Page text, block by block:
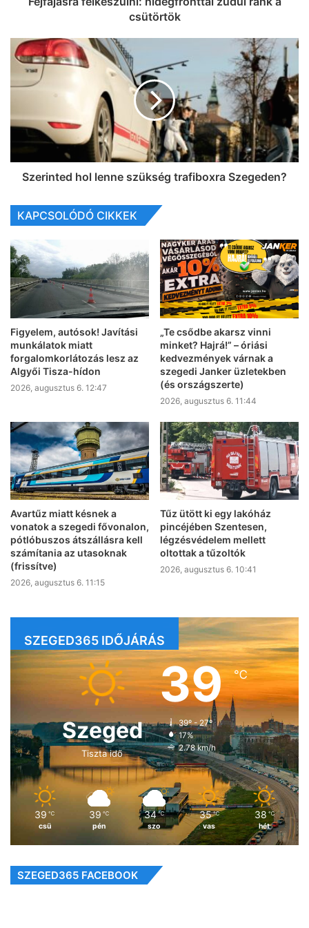
csütörtök
Szerinted hol lenne szükség trafiboxra Szegeden?
KAPCSOLÓDÓ CIKKEK
Figyelem, autósok! Javítási
munkálatok miatt
forgalomkorlátozás lesz az
Algyői Tisza-hídon
2026, augusztus 6. 12:47
„Te csődbe akarsz vinni
minket? Hajrá!” – óriási
kedvezmények várnak a
szegedi Janker üzletekben
(és országszerte)
2026, augusztus 6. 11:44
Avartűz miatt késnek a
vonatok a szegedi fővonalon,
pótlóbuszos átszállásra kell
számítania az utasoknak
(frissítve)
2026, augusztus 6. 11:15
Tűz ütött ki egy lakóház
pincéjében Szentesen,
légzésvédelem mellett
oltottak a tűzoltók
2026, augusztus 6. 10:41
SZEGED365 IDŐJÁRÁS
Szeged
Tiszta idő
39℃
39º - 27º
17%
2.78 km/h
39 ℃
csü
39 ℃
pén
34 ℃
szo
35 ℃
vas
38 ℃
hét
SZEGED365 FACEBOOK